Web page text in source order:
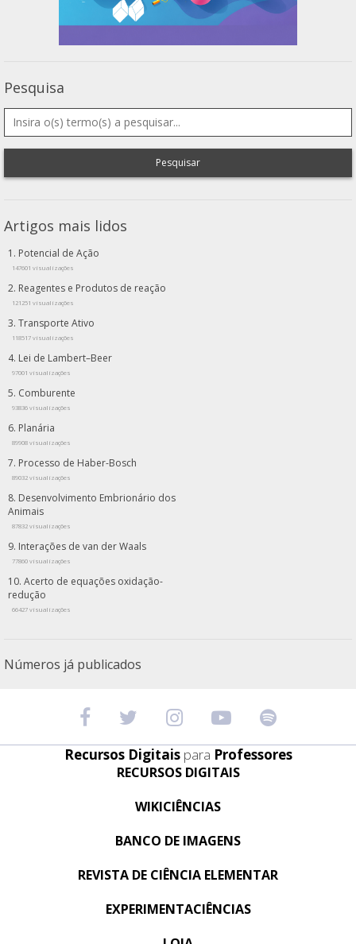
Pesquisa
Pesquisar
Artigos mais lidos
Potencial de Ação
147601 visualizações
Reagentes e Produtos de reação
121251 visualizações
Transporte Ativo
118517 visualizações
Lei de Lambert–Beer
97001 visualizações
Comburente
93836 visualizações
Planária
89908 visualizações
Processo de Haber-Bosch
89032 visualizações
Desenvolvimento Embrionário dos
Animais
87832 visualizações
Interações de van der Waals
77860 visualizações
Acerto de equações oxidação-
redução
66427 visualizações
Números já publicados
Recursos Digitais para Professores
RECURSOS DIGITAIS
WIKICIÊNCIAS
BANCO DE IMAGENS
REVISTA DE CIÊNCIA ELEMENTAR
EXPERIMENTACIÊNCIAS